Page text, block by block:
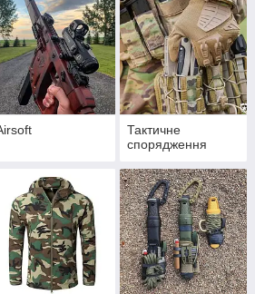
Тактичне
спорядження